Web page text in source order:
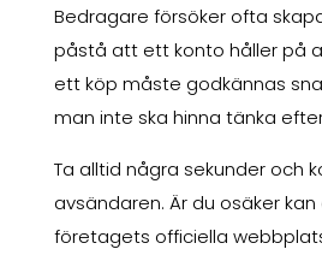
Bedragare försöker ofta
påstå att ett konto håller på
ett köp måste godkännas
man inte ska hinna tänka
Ta alltid några sekunder och
avsändaren. Är du osäker kan
företagets officiella